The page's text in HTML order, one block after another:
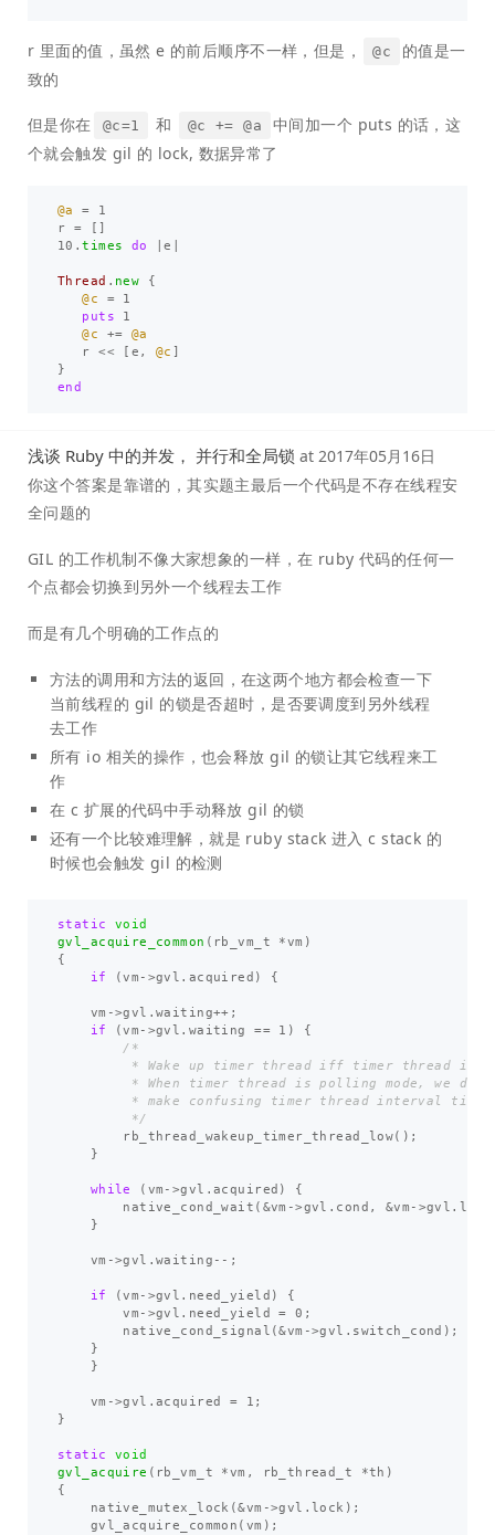
r 里面的值，虽然 e 的前后顺序不一样，但是， @c
的值是一
致的
但是你在 @c=1 和 @c += @a
中间加一个 puts 的话，这
个就会触发 gil 的 lock, 数据异常了
@a =
1
r
=
10 .times do |e
Thread . new
{
@c
=
1
puts
1
@c
+=
@a
r
<< e , @c
}
end
浅谈 Ruby 中的并发， 并行和全局锁 at 2017年05月16日
你这个答案是靠谱的，其实题主最后一个代码是不存在线程安
全问题的
GIL 的工作机制不像大家想象的一样，在 ruby 代码的任何一
个点都会切换到另外一个线程去工作
而是有几个明确的工作点的
方法的调用和方法的返回，在这两个地方都会检查一下
当前线程的 gil 的锁是否超时，是否要调度到另外线程
去工作
所有 io 相关的操作，也会释放 gil 的锁让其它线程来工
作
在 c 扩展的代码中手动释放 gil 的锁
还有一个比较难理解，就是 ruby stack 进入 c stack 的
时候也会触发 gil 的检测
static
void
gvl_acquire_common ( rb_vm_t *vm )
{
if
(vm ->gvl . acquired ) {
vm ->gvl .waiting++ ;
if
(vm ->gvl . waiting == 1 )
{
/*
* Wake up timer thread iff timer thread is
* When timer thread is polling mode, we
         * make confusing timer thread interval time.
         */
rb_thread_wakeup_timer_thread_low();
}
while ( vm ->gvl .acquired )
{
native_cond_wait ( &vm ->gvl . cond , &vm ->gvl . lock
}
vm ->gvl .waiting -- ;
if (vm ->gvl . need_yield )
{
vm ->gvl . need_yield = 0 ;
native_cond_signal (&vm ->gvl . switch_cond );
}
}
vm ->gvl .acquired = 1 ;
}
static
void
gvl_acquire ( rb_vm_t *vm , rb_thread_t *th )
{
native_mutex_lock (&vm ->gvl . lock );
gvl_acquire_common ( vm );